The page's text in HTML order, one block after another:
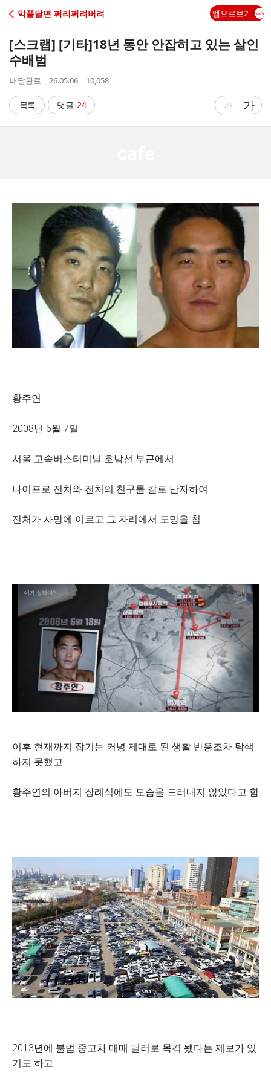
C
A
악플달면 쩌리쩌려버려 앱으로보기
[스크랩] [기타]18년 동안 안잡히고 있는 살인
수배범
작
자
배달완료
작
시
간
26.05.06
조
수
10,058
목록 댓글 24
글
가
글
자
가
황주연
2008년 6월 7일
서울 고속버스터미널 호남선 부근에서
나이프로 전처와 전처의 친구를 칼로 난자하여
전처가 사망에 이르고 그 자리에서 도망을 침
이후 현재까지 잡기는 커녕 제대로 된 생활 반응조차 탐색
하지 못했고
황주연의 아버지 장례식에도 모습을 드러내지 않았다고 함
2013년에 불법 중고차 매매 딜러로 목격 됐다는 제보가 있
기도 하고